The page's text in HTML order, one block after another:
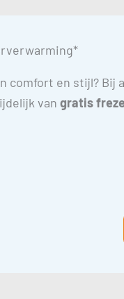
comfort en stijl?
van gratis